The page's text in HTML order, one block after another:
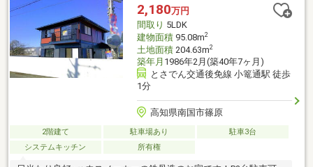
2,180万円
間取り 5LDK
建物面積95.08m2
土地面積204.63m2
築年月 1986年2月(築40年7ヶ月)
とさでん交通後免線 小篭通駅 徒歩
1分
高知県南国市篠原
2階建て 駐車場あり
駐車3台
システムキッチン
所有権